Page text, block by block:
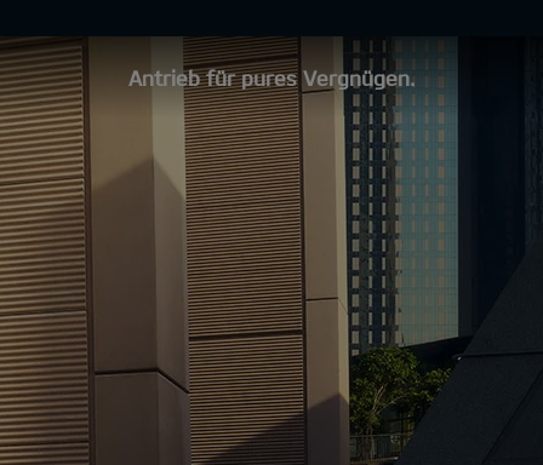
Antrieb für pures Vergnügen.